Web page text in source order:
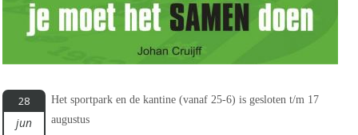
28
jun
Het sportpark en de kantine (vanaf 25-6) is gesloten t/m 17
augustus